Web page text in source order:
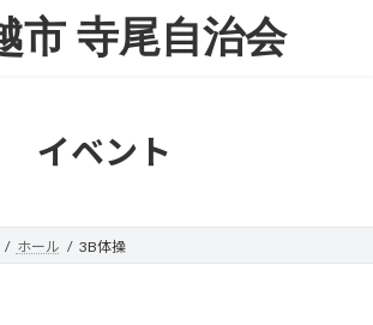
市 寺尾自治会
イベント
ホール 3B体操